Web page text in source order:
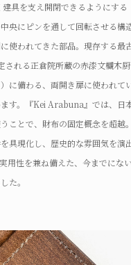
具を支え開閉できるようにする
央にピンを通して回転させる構
使われてきた部品。現存する最
される正倉院所蔵の赤漆文欟木
に備わる、両開き扉に使われて
す。『Kei Arabuna』では、日
ことで、財布の固定概念を超越
具現化し、歴史的な雰囲気を演
用性を兼ね備えた、今までにな
た。